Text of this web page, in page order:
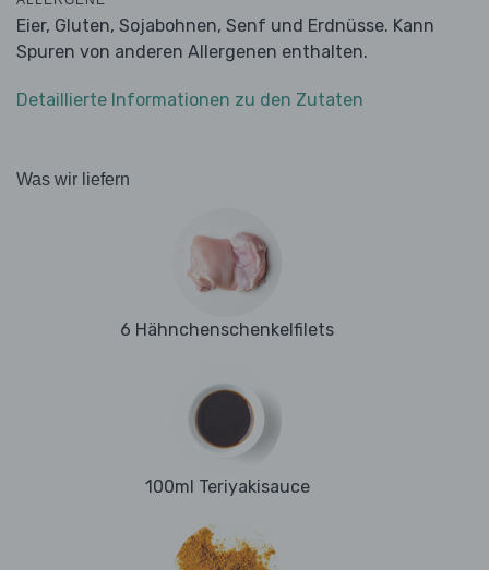
Eier, Gluten, Sojabohnen, Senf und Erdnüsse. Kann
Spuren von anderen Allergenen enthalten.
Detaillierte Informationen zu den Zutaten
Was wir liefern
6 Hähnchenschenkelfilets
100ml Teriyakisauce